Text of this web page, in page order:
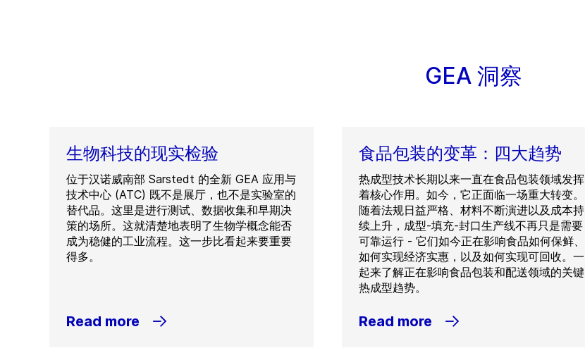
GEA 洞察
生物科技的现实检验
位于汉诺威南部 Sarstedt 的全新 GEA 应用与
技术中心 (ATC) 既不是展厅，也不是实验室的
替代品。这里是进行测试、数据收集和早期决
策的场所。这就清楚地表明了生物学概念能否
成为稳健的工业流程。这一步比看起来要重要
得多。
Read more
食品包装的变革：四大趋势
热成型技术长期以来一直在食品包装领域发挥
着核心作用。如今，它正面临一场重大转变。
随着法规日益严格、材料不断演进以及成本持
续上升，成型-填充-封口生产线不再只是需要
可靠运行 - 它们如今正在影响食品如何保鲜、
如何实现经济实惠，以及如何实现可回收。一
起来了解正在影响食品包装和配送领域的关键
热成型趋势。
Read more